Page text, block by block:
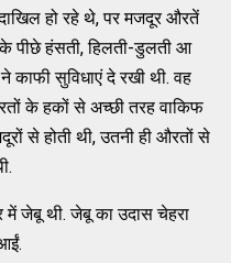
हो रहे थे, पर मजदूर औरतें
पीछे हंसती, हिलती-डुलती आ
काफी सुविधाएं दे रखी थी. वह
के हकों से अच्छी तरह वाकिफ
से होती थी, उतनी ही औरतों से
जेबू थी. जेबू का उदास चेहरा